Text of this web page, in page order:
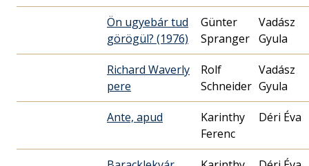
Ön ugyebár tud
görögül? (1976)
Günter
Spranger
Vadász
Gyula
Richard Waverly
pere
Rolf
Schneider
Vadász
Gyula
Ante, apud
Karinthy
Ferenc
Déri Éva